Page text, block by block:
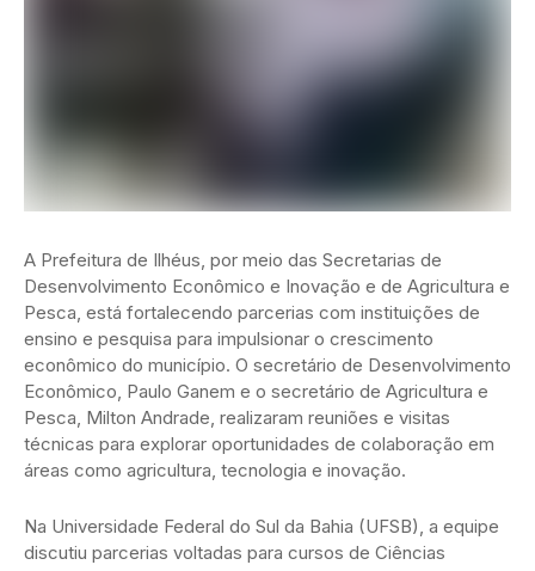
A Prefeitura de Ilhéus, por meio das Secretarias de
Desenvolvimento Econômico e Inovação e de Agricultura e
Pesca, está fortalecendo parcerias com instituições de
ensino e pesquisa para impulsionar o crescimento
econômico do município. O secretário de Desenvolvimento
Econômico, Paulo Ganem e o secretário de Agricultura e
Pesca, Milton Andrade, realizaram reuniões e visitas
técnicas para explorar oportunidades de colaboração em
áreas como agricultura, tecnologia e inovação.
Na Universidade Federal do Sul da Bahia (UFSB), a equipe
discutiu parcerias voltadas para cursos de Ciências